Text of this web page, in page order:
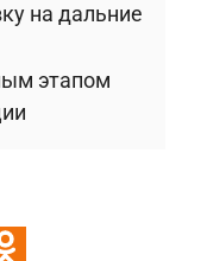
на дальние
этапом